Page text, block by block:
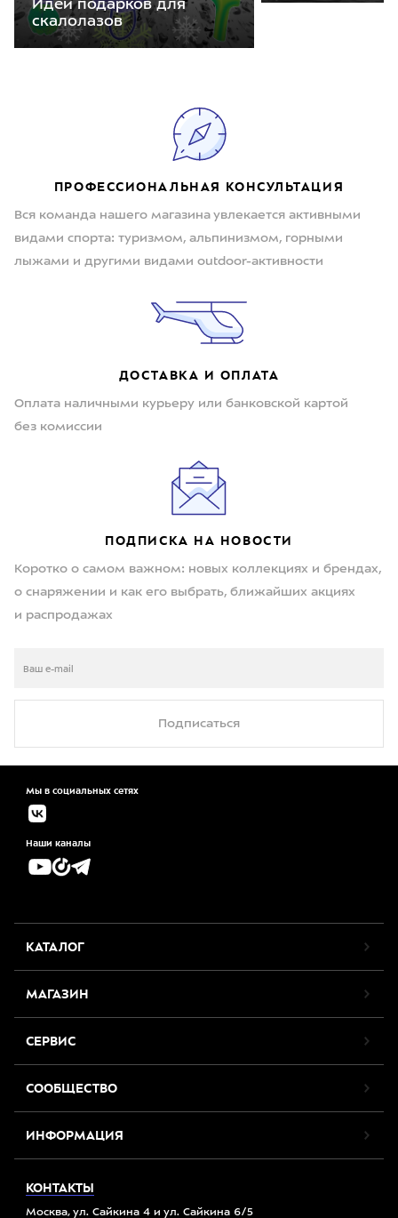
Идеи подарков для
скалолазов
ПРОФЕССИОНАЛЬНАЯ КОНСУЛЬТАЦИЯ
Вся команда нашего магазина увлекается активными
видами спорта: туризмом, альпинизмом, горными
лыжами и другими видами outdoor-активности
ДОСТАВКА И ОПЛАТА
Оплата наличными курьеру или банковской картой
без комиссии
ПОДПИСКА НА НОВОСТИ
Коротко о самом важном: новых коллекциях и брендах,
о снаряжении и как его выбрать, ближайших акциях
и распродажах
Подписаться
Мы в социальных сетях
Наши каналы
КАТАЛОГ
МАГАЗИН
СЕРВИС
СООБЩЕСТВО
ИНФОРМАЦИЯ
КОНТАКТЫ
Москва, ул. Сайкина 4 и ул. Сайкина 6/5